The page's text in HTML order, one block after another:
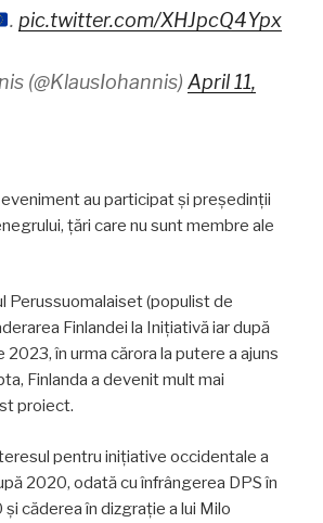
. pic.twitter.com/XHJpcQ4Ypx
(@KlausIohannis) April 11,
au participat și președinții
țări care nu sunt membre ale
Perussuomalaiset (populist de
Finlandei la Inițiativă iar după
2023, în urma cărora la putere a ajuns
Finlanda a devenit mult mai
proiect.
pentru inițiative occidentale a
2020, odată cu înfrângerea DPS în
căderea în dizgrație a lui Milo